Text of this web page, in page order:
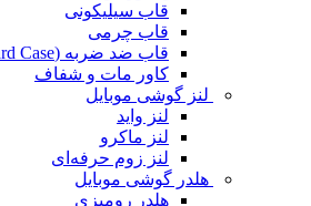
قاب سیلیکونی
قاب چرمی
قاب ضد ضربه (Hard Case)
کاور مات و شفاف
لنز گوشی موبایل
لنز واید
لنز ماکرو
لنز زوم حرفه‌ای
هلدر گوشی موبایل
هلدر رومیزی